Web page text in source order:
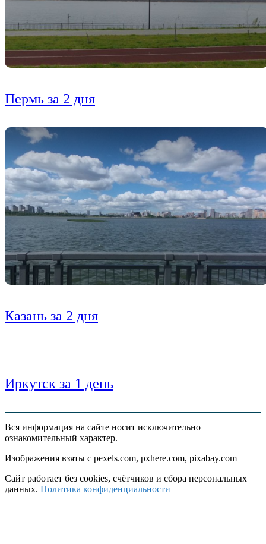
Пермь за 2 дня
Казань за 2 дня
Иркутск за 1 день
Вся информация на сайте носит исключительно
ознакомительный характер.
Изображения взяты с pexels.com, pxhere.com, pixabay.com
Сайт работает без cookies, счётчиков и сбора персональных
данных. Политика конфиденциальности